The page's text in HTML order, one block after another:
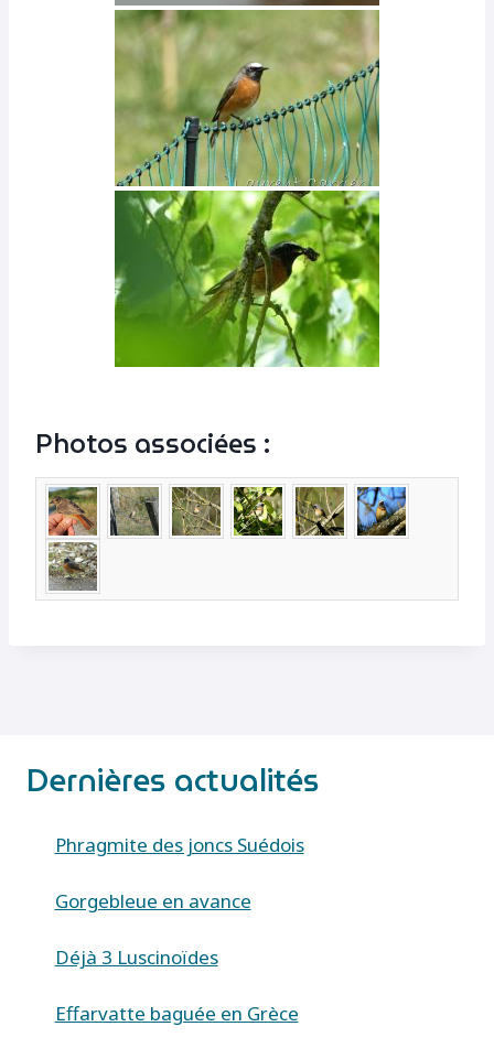
Photos associées :
Dernières actualités
Phragmite des joncs Suédois
Gorgebleue en avance
Déjà 3 Luscinoïdes
Effarvatte baguée en Grèce